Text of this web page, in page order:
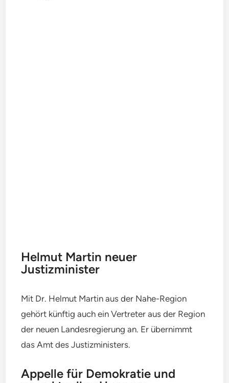
Helmut Martin neuer
Justizminister
Mit Dr. Helmut Martin aus der Nahe-Region
gehört künftig auch ein Vertreter aus der Region
der neuen Landesregierung an. Er übernimmt
das Amt des Justizministers.
Appelle für Demokratie und